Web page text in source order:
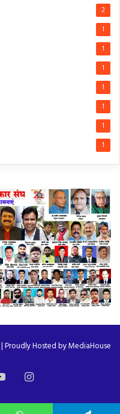
2
1
1
1
1
1
1
1
Proudly Hosted byMediaHouse
YouTubeInstagram